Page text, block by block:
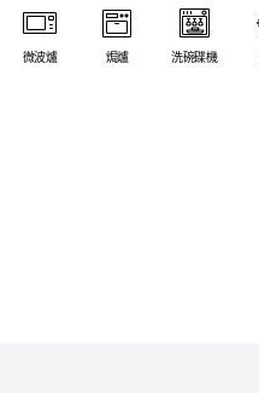
*不可直接用於熱源上
微波爐 焗爐 洗碗碟機